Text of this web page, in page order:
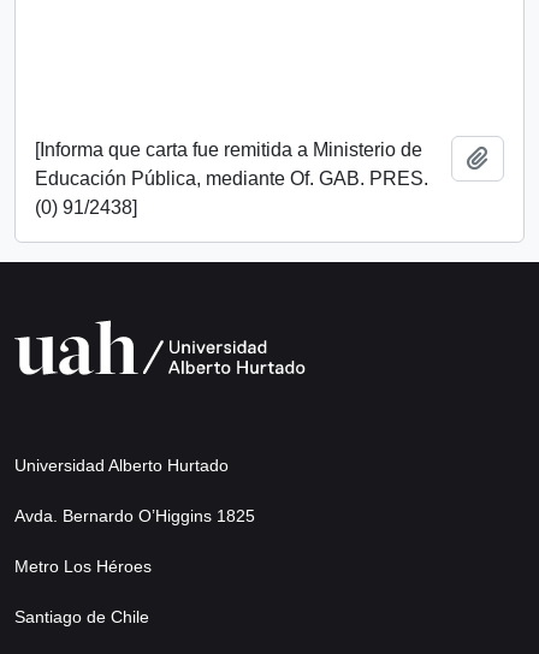
[Informa que carta fue remitida a Ministerio de
Educación Pública, mediante Of. GAB. PRES.
(0) 91/2438]
Universidad Alberto Hurtado
Avda. Bernardo O’Higgins 1825
Metro Los Héroes
Santiago de Chile